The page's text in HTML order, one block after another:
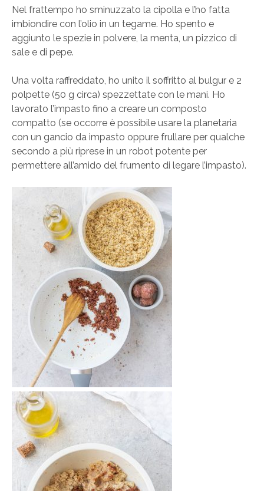
Nel frattempo ho sminuzzato la cipolla e l’ho fatta
imbiondire con l’olio in un tegame. Ho spento e
aggiunto le spezie in polvere, la menta, un pizzico di
sale e di pepe.
Una volta raffreddato, ho unito il soffritto al bulgur e 2
polpette (50 g circa) spezzettate con le mani. Ho
lavorato l’impasto fino a creare un composto
compatto (se occorre è possibile usare la planetaria
con un gancio da impasto oppure frullare per qualche
secondo a più riprese in un robot potente per
permettere all’amido del frumento di legare l’impasto).